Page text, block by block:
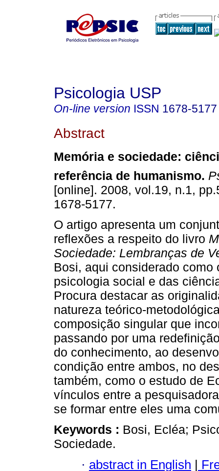
Psicologia USP
On-line version ISSN 1678-5177
Abstract
Memória e sociedade:
referência de humanismo.
[online]. 2008, vol.19, n.1,
1678-5177.
O artigo apresenta um
reflexões a respeito do livro
Sociedade: Lembranças de
Bosi, aqui considerado como
psicologia social e das
Procura destacar as
natureza teórico-
composição singular que
passando por uma
do conhecimento, ao
condição entre ambos, no
também, como o estudo de
vínculos entre a
se formar entre eles uma
Keywords : Bosi, Ecléa;
Sociedade.
· abstract in English |